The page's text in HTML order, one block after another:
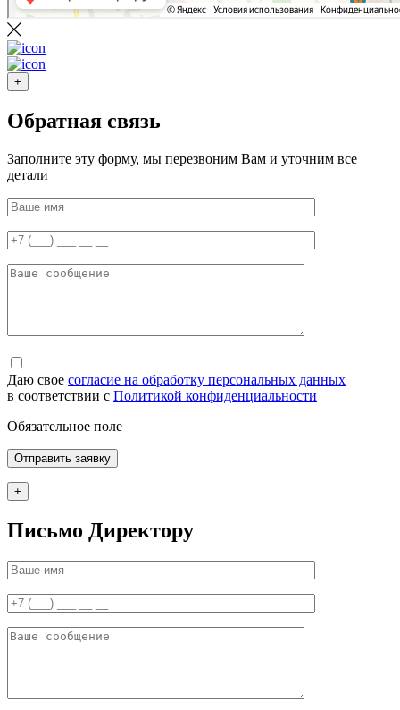
+
Обратная связь
Заполните эту форму, мы перезвоним Вам и уточним все
детали
Даю свое согласие на обработку персональных данных
в соответствии с Политикой конфиденциальности
Обязательное поле
+
Письмо Директору